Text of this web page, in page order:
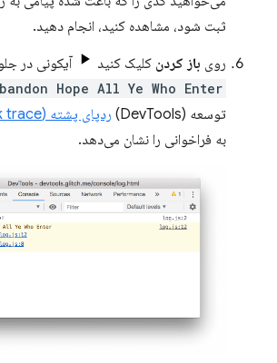
ثبت شود، مشاهده کنید، انجام دهید.
روی باز کردن کلیک کنید آیکونی در
Hope All Ye Who Enter
توسعه (DevTools)
ردپای پشته (stack trace)
به فراخوانی را نشان می‌دهد.